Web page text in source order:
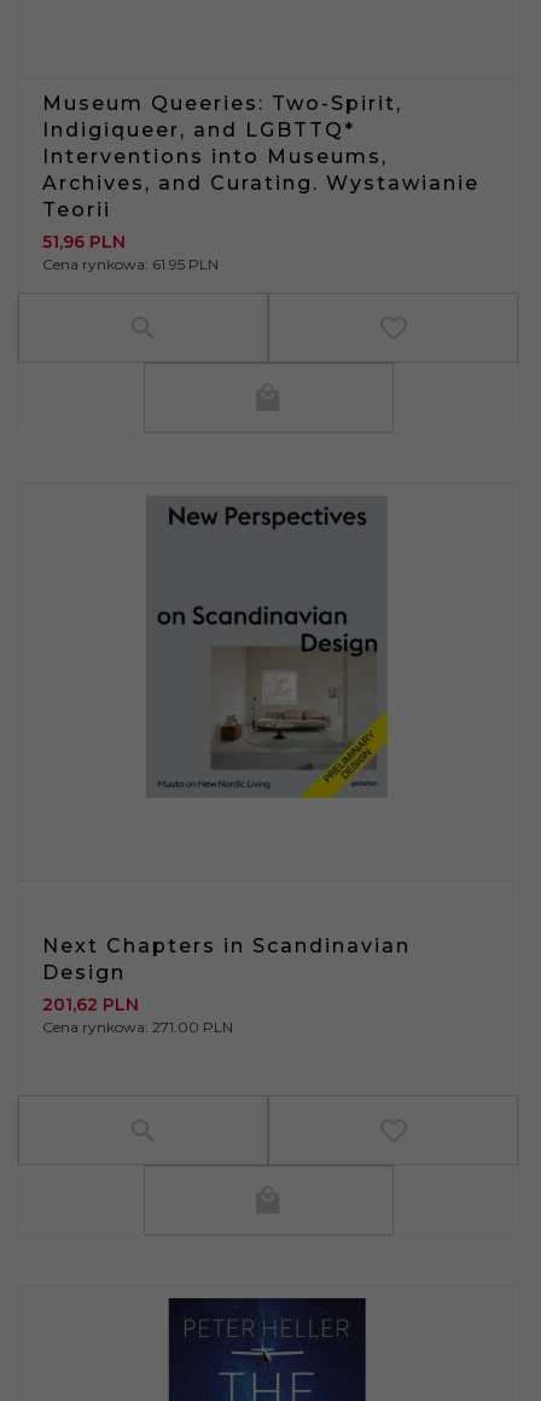
Museum Queeries: Two-Spirit,
Indigiqueer, and LGBTTQ*
Interventions into Museums,
Archives, and Curating. Wystawianie
Teorii
51,96 PLN
Cena rynkowa: 61.95 PLN
Next Chapters in Scandinavian
Design
201,62 PLN
Cena rynkowa: 271.00 PLN